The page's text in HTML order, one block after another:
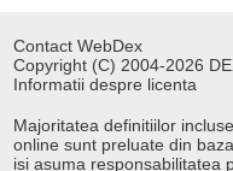
Contact WebDex
Copyright (C) 2004-2026
Informatii despre licenta
Majoritatea definitiilor
online sunt preluate din
isi asuma responsabilitatea